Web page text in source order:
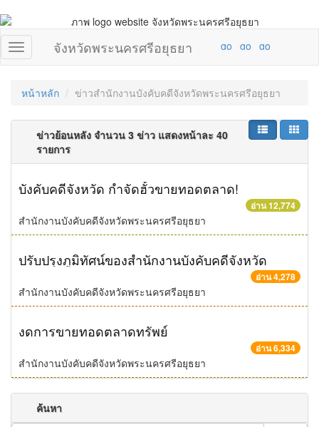
จังหวัดพระนครศรีอยุธยา
หน้าหลัก ข่าวสำนักงานบังคับคดีจังหวัดพระนครศรีอยุธยา
ข่าวย้อนหลัง จำนวน 3 ข่าว แสดงหน้าละ 40
รายการ
บังคับคดีจังหวัด กำจัดฮั้วขายทอดตลาด!
อ่าน 12,774
สำนักงานบังคับคดีจังหวัดพระนครศรีอยุธยา
ปรับปรุงภูมิทัศน์ของสำนักงานบังคับคดีจังหวัด
อ่าน 4,278
สำนักงานบังคับคดีจังหวัดพระนครศรีอยุธยา
งดการขายทอดตลาดทรัพย์
อ่าน 6,334
สำนักงานบังคับคดีจังหวัดพระนครศรีอยุธยา
ค้นหา